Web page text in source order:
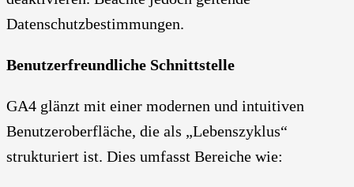
Datenschutzbestimmungen.
Benutzerfreundliche Schnittstelle
GA4 glänzt mit einer modernen und intuitiven
Benutzeroberfläche, die als „Lebenszyklus“
strukturiert ist. Dies umfasst Bereiche wie: